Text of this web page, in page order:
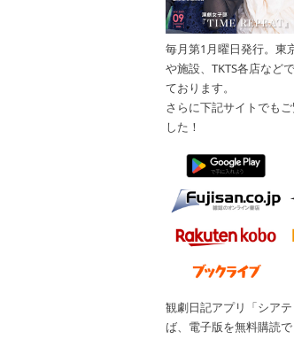
毎月第1月曜日発行。東
や施設、TKTS各店など
ております。
さらに下記サイトでも
した！
観劇日記アプリ「シア
ば、電子版を無料購読で